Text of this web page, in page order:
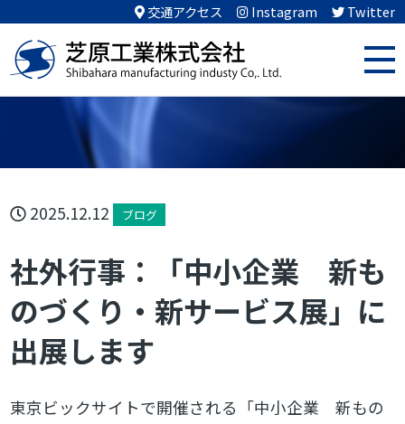
交通アクセス Instagram Twitter
2025.12.12 ブログ
社外行事：「中小企業 新も
のづくり・新サービス展」に
出展します
東京ビックサイトで開催される「中小企業 新もの